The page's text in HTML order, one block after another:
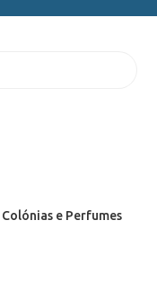
Colónias e Perfumes